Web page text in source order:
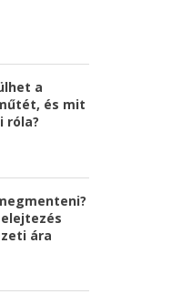
a
és mit
róla?
ára